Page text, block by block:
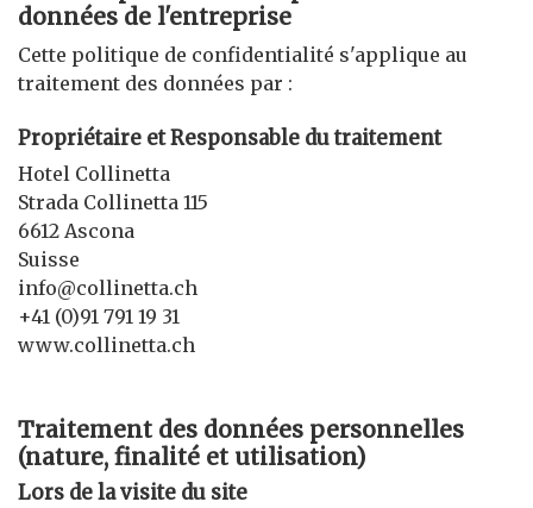
données de l'entreprise
Cette politique de confidentialité s'applique au
traitement des données par :
Propriétaire et Responsable du traitement
Hotel Collinetta
Strada Collinetta 115
6612 Ascona
Suisse
info@collinetta.ch
+41 (0)91 791 19 31
www.collinetta.ch
Traitement des données personnelles
(nature, finalité et utilisation)
Lors de la visite du site